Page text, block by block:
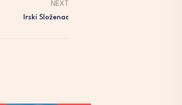
NEXT
Irski Složenac